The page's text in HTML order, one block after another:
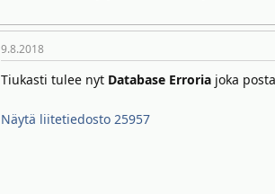
9.8.2018
Tiukasti tulee nyt Database Erroria joka
Näytä liitetiedosto 25957